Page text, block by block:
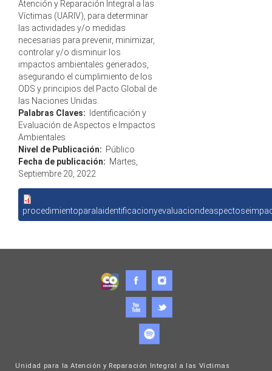
Atención y Reparación Integral a las
Víctimas (UARIV), para determinar
las actividades y/o medidas
necesarias para prevenir, minimizar,
controlar y/o disminuir los
impactos ambientales generados,
asegurando el cumplimiento de los
ODS y principios del Pacto Global de
las Naciones Unidas.
Palabras Claves:
Identificación y
Evaluación de Aspectos e Impactos
Ambientales
Nivel de Publicación: Público
Fecha de publicación: Martes,
Septiembre 20, 2022
Unidad para la Atención y Reparación Integral a las Víctimas